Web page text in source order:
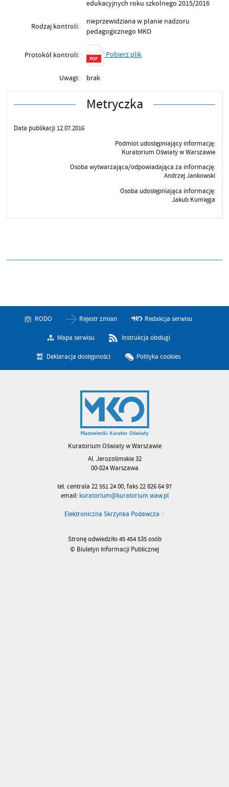
edukacyjnych roku szkolnego 2015/2016
Rodzaj kontroli:
nieprzewidziana w planie nadzoru
pedagogicznego MKO
Protokół kontroli: Pobierz plik
Uwagi: brak
Metryczka
Data publikacji 12.07.2016
Podmiot udostępniający informację:
Kuratorium Oświaty w Warszawie
Osoba wytwarzająca/odpowiadająca za informację:
Andrzej Jankowski
Osoba udostępniająca informację:
Jakub Kumięga
RODO Rejestr zmian Redakcja serwisu
Mapa serwisu Instrukcja obsługi
Deklaracja dostępności Polityka cookies
Kuratorium Oświaty w Warszawie
Al. Jerozolimskie 32
00-024 Warszawa
tel. centrala 22 551 24 00, faks 22 826 64 97
email: kuratorium@kuratorium.waw.pl
Elektroniczna Skrzynka Podawcza
Stronę odwiedziło 45 454 535 osób
© Biuletyn Informacji Publicznej